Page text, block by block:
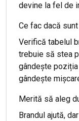
devine la fel de
Ce fac dacă
Verifică tabelul
trebuie să stea
gândește
gândește
Merită să aleg
Brandul ajută,